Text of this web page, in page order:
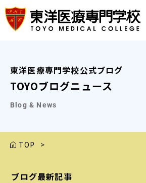
東洋医療専門学校公式ブログ
TOYOブログニュース
Blog & News
TOP >
ブログ最新記事
ブログ最新記事
ブログ最新記事
ブログ最新記事
ブログ最新記事